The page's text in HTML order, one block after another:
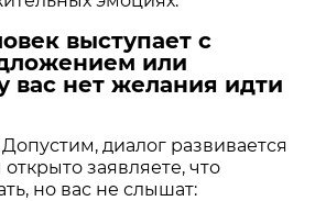
выступает с
или
вас нет желания идти
Допустим, диалог развивается
заявляете, что
но вас не слышат: